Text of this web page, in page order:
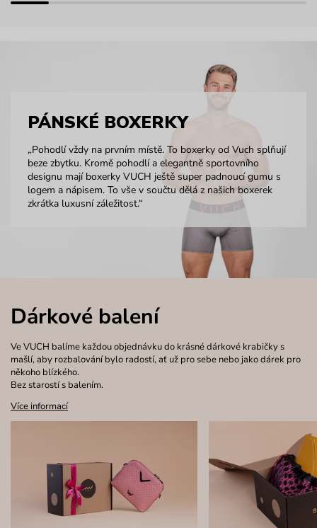
PÁNSKÉ BOXERKY
„Pohodlí vždy na prvním místě. To boxerky od Vuch splňují
beze zbytku. Kromě pohodlí a elegantně sportovního
designu mají boxerky VUCH ještě super padnoucí gumu s
logem a nápisem. To vše v součtu dělá z našich boxerek
zkrátka luxusní záležitost.“
Dárkové balení
Ve VUCH balíme každou objednávku do krásné dárkové krabičky s
mašlí, aby rozbalování bylo radostí, ať už pro sebe nebo jako dárek pro
někoho blízkého.
Bez starostí s balením.
Více informací